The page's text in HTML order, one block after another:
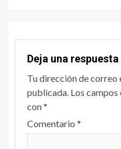
Deja una respuesta
Tu dirección de correo
publicada. Los
con*
Comentario *